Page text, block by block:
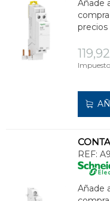
Añade
precios
REF:
Añade